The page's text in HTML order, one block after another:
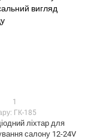
1
ГК-185
ліхтар для
салону 12-24V